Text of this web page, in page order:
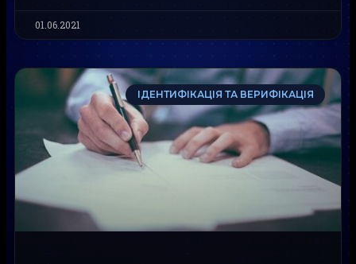
01.06.2021
ІДЕНТИФІКАЦІЯ ТА ВЕРИФІКАЦІЯ